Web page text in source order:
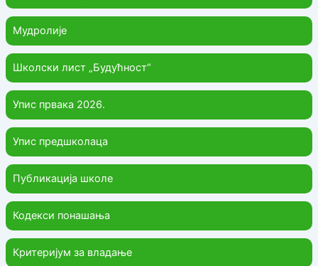
Мудролије
Школски лист „Будућност“
Упис првака 2026.
Упис предшколаца
Публикација школе
Кодекси понашања
Критеријум за владање